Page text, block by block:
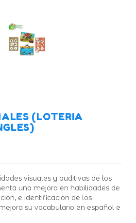
(LOTERIA
visuales y auditivas de los
una mejora en habilidades de
e identificación de los
su vocabulario en español e